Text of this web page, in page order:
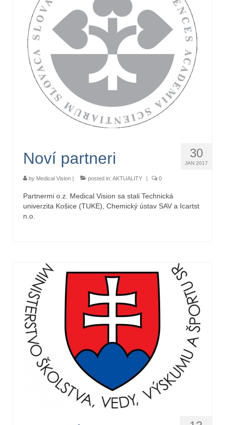
30
JAN 2017
Noví partneri
by Medical Vision | posted in: AKTUALITY | 0
Partnermi o.z. Medical Vision sa stali Technická
univerzita Košice (TUKE), Chemický ústav SAV a Icartst
n.o.